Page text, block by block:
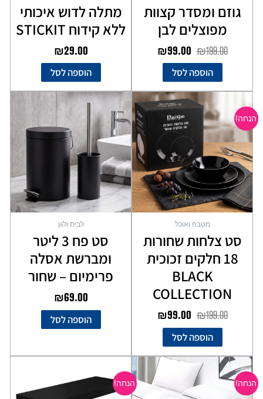
גוזם ומסדר קצוות
מפוצלים לבן
₪199.00
₪99.00
הוספה לסל
מתלה לדוש איכותי
ללא קידוח STICKIT
₪29.00
הוספה לסל
הנחה!
מטבח ואוכל
סט צלחות שחורות
18 חלקים זכוכית
BLACK
COLLECTION
₪199.00
המחיר
המקורי
היה:
₪199.00.
₪99.00
המחיר
הנוכחי
הוא:
₪99.00.
הוספה לסל
לבית ולגן
סט פח 3 ליטר
ומברשת אסלה
פרימיום – שחור
₪69.00
הוספה לסל
הנחה!
המחיר
היה:
המחיר
הנוכחי
הוא:
זה
יש
הנחה!
היה:
הוא:
יש